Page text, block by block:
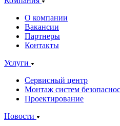
О компании
Вакансии
Партнеры
Контакты
Услуги
Сервисный центр
Монтаж систем
Проектирование
Новости